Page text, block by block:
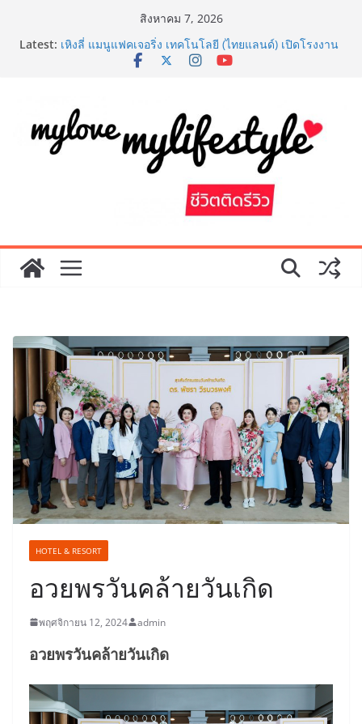
สิงหาคม 7, 2026
Latest: เหิงลี่ แมนูแฟคเจอริ่ง เทคโนโลยี (ไทยแลนด์) เปิดโรงงาน
แห่งใหม่ในชลบุรี เดินหน้าขยายฐานการผลิตสู่เอเชียตะวัน
ไทย สู่ใจกลางมหานคร” ชวนชิม ช้อป สินค้าเกษตร
คุณภาพจากทั่วไทย วันนี้ – 8 สิงหาคมนี้ ณ ลานคนเมือง
“หมอออย รมย์รวินท์” แพทย์หญิงหนึ่งเดียว โชว์ศักยภาพ
การแพทย์ไทย ในงานประชุมวิชาการ 8th SMART ตอกย้ำ
ความเป็นแพทย์เวชศาสตร์ความงาม
AirAsia X SEE FAH พันธมิตรทางธุรกิจยาวนานกว่า 20 ปี
ต่อยอดเสิร์ฟความอร่อย ยกเมนูระดับตำนาน “ข้าวหน้าไก่
5 ผนึก 9 พันธมิตร ขับเคลื่อน ESG Tourism สืบสานพระ
ราชปณิธาน สร้างคุณค่าการท่องเที่ยวไทยอย่างยั่งยืน
HOTEL & RESORT
อวยพรวันคล้ายวันเกิด
พฤศจิกายน 12, 2024 admin
อวยพรวันคล้ายวันเกิด